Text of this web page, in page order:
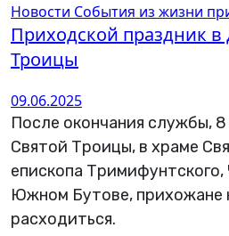
Новости События из жизни
Приходской праздник в
Троицы
09.06.2025
После окончания службы, 8 июня, в праздник
Святой Троицы, в храме
епископа
Южном Бутове, прихожане
расходиться.